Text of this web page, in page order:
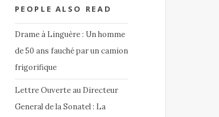
PEOPLE ALSO READ
Drame à Linguère : Un homme
de 50 ans fauché par un camion
frigorifique
Lettre Ouverte au Directeur
General de la Sonatel : La